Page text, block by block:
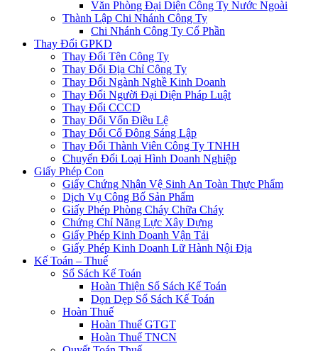
Văn Phòng Đại Diện Công Ty Nước Ngoài
Thành Lập Chi Nhánh Công Ty
Chi Nhánh Công Ty Cổ Phần
Thay Đổi GPKD
Thay Đổi Tên Công Ty
Thay Đổi Địa Chỉ Công Ty
Thay Đổi Ngành Nghề Kinh Doanh
Thay Đổi Người Đại Diện Pháp Luật
Thay Đổi CCCD
Thay Đổi Vốn Điều Lệ
Thay Đổi Cổ Đông Sáng Lập
Thay Đổi Thành Viên Công Ty TNHH
Chuyển Đổi Loại Hình Doanh Nghiệp
Giấy Phép Con
Giấy Chứng Nhận Vệ Sinh An Toàn Thực Phẩm
Dịch Vụ Công Bố Sản Phẩm
Giấy Phép Phòng Cháy Chữa Cháy
Chứng Chỉ Năng Lực Xây Dựng
Giấy Phép Kinh Doanh Vận Tải
Giấy Phép Kinh Doanh Lữ Hành Nội Địa
Kế Toán – Thuế
Sổ Sách Kế Toán
Hoàn Thiện Sổ Sách Kế Toán
Dọn Dẹp Sổ Sách Kế Toán
Hoàn Thuế
Hoàn Thuế GTGT
Hoàn Thuế TNCN